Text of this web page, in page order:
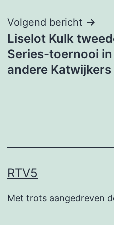
Volgend bericht
Liselot Kulk
Series-toernooi
andere
RTV5
Met trots aangedreven